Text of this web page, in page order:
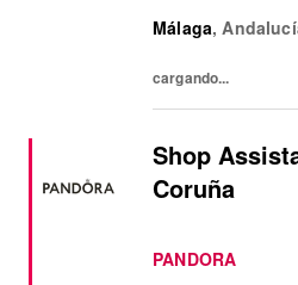
Guest Experience
Málaga,
cargando...
Shop
Coruña
PANDORA